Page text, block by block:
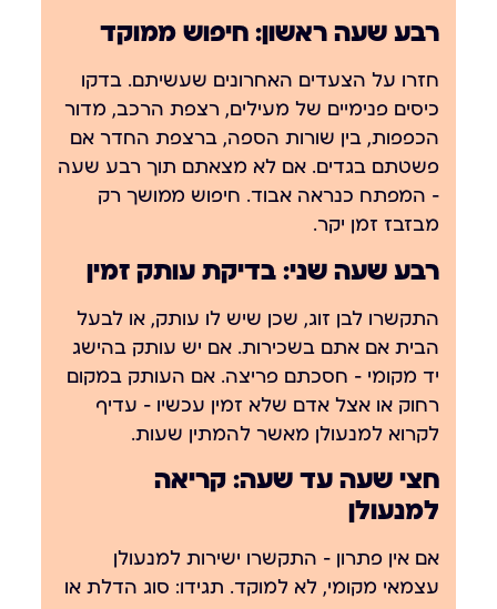
רבע שעה ראשון: חיפוש ממוקד
חזרו על הצעדים האחרונים שעשיתם. בדקו
כיסים פנימיים של מעילים, רצפת הרכב, מדור
הכפפות, בין שורות הספה, ברצפת החדר אם
פשטתם בגדים. אם לא מצאתם תוך רבע שעה
— המפתח כנראה אבוד. חיפוש ממושך רק
מבזבז זמן יקר.
רבע שעה שני: בדיקת עותק זמין
התקשרו לבן זוג, שכן שיש לו עותק, או לבעל
הבית אם אתם בשכירות. אם יש עותק בהישג
יד מקומי — חסכתם פריצה. אם העותק במקום
רחוק או אצל אדם שלא זמין עכשיו — עדיף
לקרוא למנעולן מאשר להמתין שעות.
חצי שעה עד שעה: קריאה
למנעולן
אם אין פתרון — התקשרו ישירות למנעולן
עצמאי מקומי, לא למוקד. תגידו: סוג הדלת או